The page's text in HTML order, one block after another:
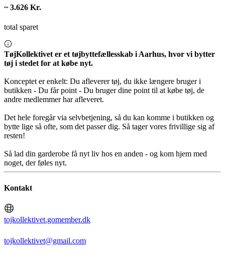
~ 3.626 Kr.
total sparet
TøjKollektivet er et tøjbyttefællesskab i Aarhus, hvor vi bytter
tøj i stedet for at købe nyt.
Konceptet er enkelt: Du afleverer tøj, du ikke længere bruger i
butikken - Du får point - Du bruger dine point til at købe tøj, de
andre medlemmer har afleveret.
Det hele foregår via selvbetjening, så du kan komme i butikken og
bytte lige så ofte, som det passer dig. Så tager vores frivillige sig af
resten!
Så lad din garderobe få nyt liv hos en anden - og kom hjem med
noget, der føles nyt.
Kontakt
tojkollektivet.gomember.dk
tojkollektivet@gmail.com